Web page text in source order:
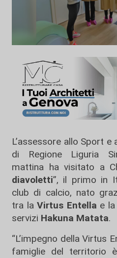
L’assessore allo Sport e
di Regione Liguria
mattina ha visitato a
diavoletti”, il primo in
club di calcio, nato
tra la Virtus Entella e
servizi Hakuna Matata.
“L’impegno della Virtus
famiglie del territorio